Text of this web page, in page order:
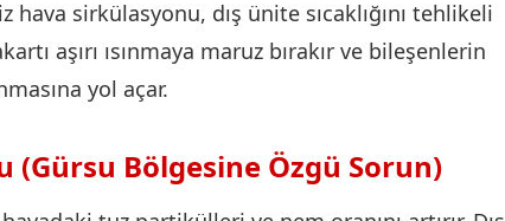
sirkülasyonu, dış ünite sıcaklığını tehlikeli
aşırı ısınmaya maruz bırakır ve bileşenlerin
yol açar.
(Gürsu Bölgesine Özgü Sorun)